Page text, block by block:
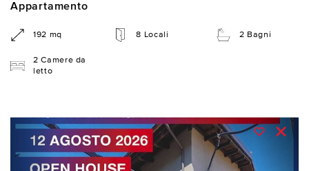
Appartamento
192 mq 8 Locali 2 Bagni
2 Camere da
letto